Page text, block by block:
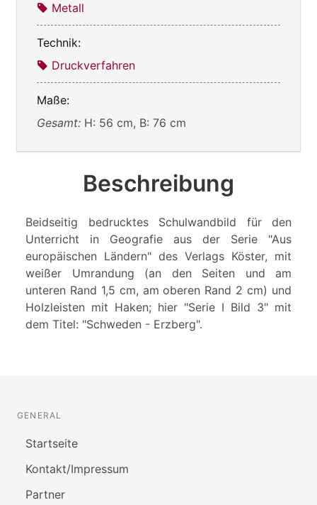
Metall
Technik:
Druckverfahren
Maße:
Gesamt: H: 56 cm, B: 76 cm
Beschreibung
Beidseitig bedrucktes Schulwandbild für den
Unterricht in Geografie aus der Serie "Aus
europäischen Ländern" des Verlags Köster, mit
weißer Umrandung (an den Seiten und am
unteren Rand 1,5 cm, am oberen Rand 2 cm) und
Holzleisten mit Haken; hier "Serie I Bild 3" mit
dem Titel: "Schweden - Erzberg".
GENERAL
Startseite
Kontakt/Impressum
Partner